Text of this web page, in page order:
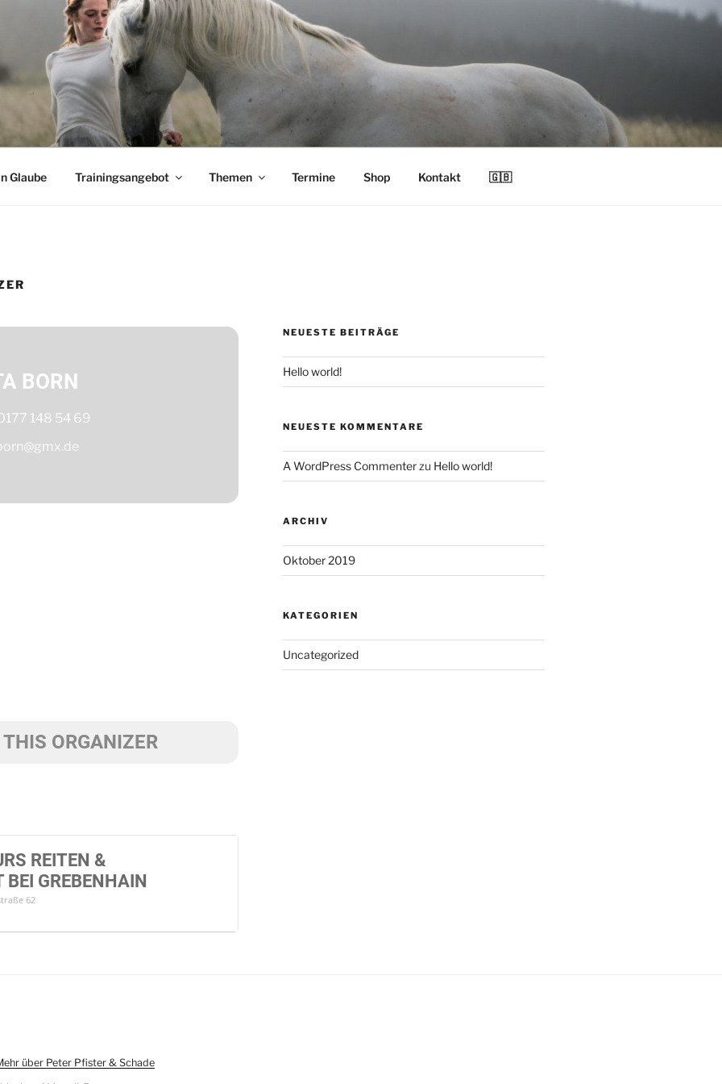
Glaube Trainingsangebot Themen Termine Shop Kontakt 🇬🇧
BORN
148 54 69
ORGANIZER
REITEN &
BEI GREBENHAIN
62
NEUESTE BEITRÄGE
Hello world!
NEUESTE KOMMENTARE
A WordPress Commenterzu Hello world!
ARCHIV
Oktober 2019
KATEGORIEN
Uncategorized
über Peter Pfister & Schade